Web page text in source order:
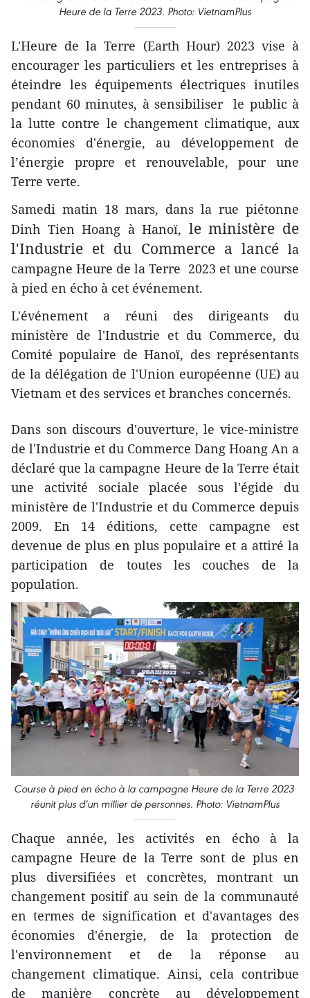
Heure de la Terre 2023. Photo: VietnamPlus
L'Heure de la Terre (Earth Hour) 2023 vise à
encourager les particuliers et les entreprises à
éteindre les équipements électriques inutiles
pendant 60 minutes, à sensibiliser le public à
la lutte contre le changement climatique, aux
économies d'énergie, au développement de
l’énergie propre et renouvelable, pour une
Terre verte.
Samedi matin 18 mars, dans la rue piétonne
Dinh Tien Hoang à Hanoï, le ministère de
l'Industrie et du Commerce a lancé la
campagne Heure de la Terre 2023 et une course
à pied en écho à cet événement.
L'événement a réuni des dirigeants du
ministère de l'Industrie et du Commerce, du
Comité populaire de Hanoï, des représentants
de la délégation de l'Union européenne (UE) au
Vietnam et des services et branches concernés.
Dans son discours d'ouverture, le vice-ministre
de l'Industrie et du Commerce Dang Hoang An a
déclaré que la campagne Heure de la Terre était
une activité sociale placée sous l'égide du
ministère de l'Industrie et du Commerce depuis
2009. En 14 éditions, cette campagne est
devenue de plus en plus populaire et a attiré la
participation de toutes les couches de la
population.
Course à pied en écho à la campagne Heure de la Terre 2023
réunit plus d'un millier de personnes. Photo: VietnamPlus
Chaque année, les activités en écho à la
campagne Heure de la Terre sont de plus en
plus diversifiées et concrètes, montrant un
changement positif au sein de la communauté
en termes de signification et d'avantages des
économies d'énergie, de la protection de
l'environnement et de la réponse au
changement climatique. Ainsi, cela contribue
de manière concrète au développement